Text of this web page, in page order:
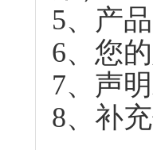
5、产
6、您
7、声
8、补